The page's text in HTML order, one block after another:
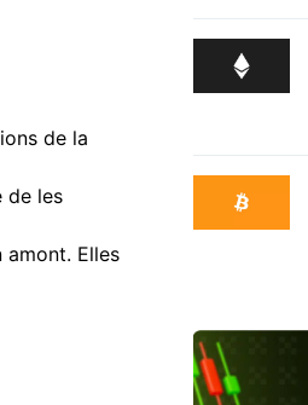
de la
de les
Elles